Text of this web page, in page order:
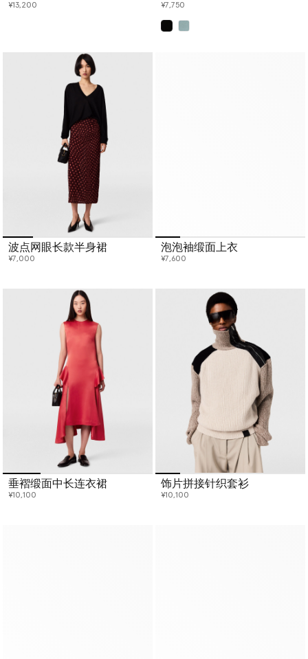
¥13,200 ¥7,750
波点网眼长款半身裙
¥7,000
泡泡袖缎面上衣
¥7,600
垂褶缎面中长连衣裙
¥10,100
饰片拼接针织套衫
¥10,100